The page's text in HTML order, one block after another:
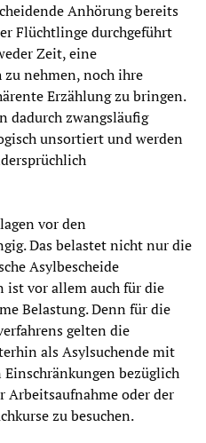
Anhörung bereits
Flüchtlinge durchgeführt
Zeit, eine
nehmen, noch ihre
Erzählung zu bringen.
dadurch zwangsläufig
unsortiert und werden
vor den
Das belastet nicht nur die
Asylbescheide
ist vor allem auch für die
Belastung. Denn für die
gelten die
als Asylsuchende mit
bezüglich
Arbeitsaufnahme oder der
zu besuchen.